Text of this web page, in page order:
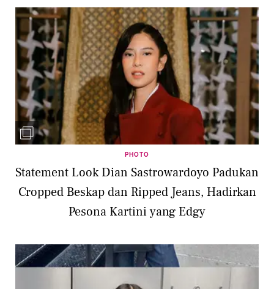
PHOTO
Statement Look Dian Sastrowardoyo Padukan
Cropped Beskap dan Ripped Jeans, Hadirkan
Pesona Kartini yang Edgy